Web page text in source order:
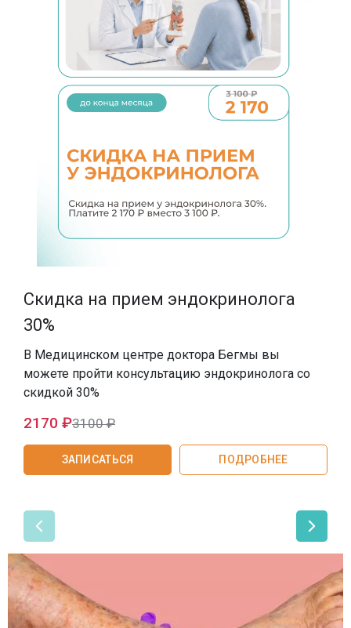
Скидка на прием эндокринолога
30%
В Медицинском центре доктора Бегмы вы
можете пройти консультацию эндокринолога со
скидкой 30%
2170 ₽3100 ₽
ЗАПИСАТЬСЯ ПОДРОБНЕЕ
SMAS-лифтинг шеи
SMAS-лифтинг лица